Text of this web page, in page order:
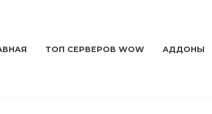
ТОП СЕРВЕРОВ WOW АДДОНЫ